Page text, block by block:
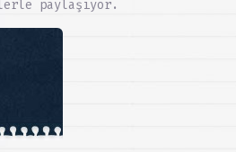
paylaşıyor.